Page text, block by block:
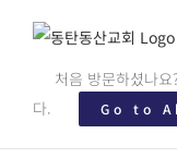
처음 방문하셨나
다.
Go to